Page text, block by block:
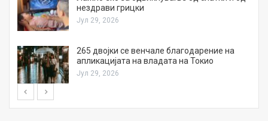
нездрави грицки
Јул 29, 2026
265 двојки се венчале благодарение на
апликацијата на владата на Токио
Јул 29, 2026